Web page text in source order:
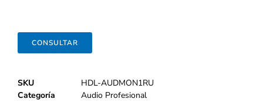
CONSULTAR
SKU
HDL-AUDMON1RU
Categoría
Audio Profesional